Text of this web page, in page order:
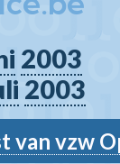
2003
2003
van vzw